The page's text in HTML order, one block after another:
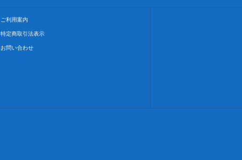
ご利用案内
特定商取引法表示
お問い合わせ